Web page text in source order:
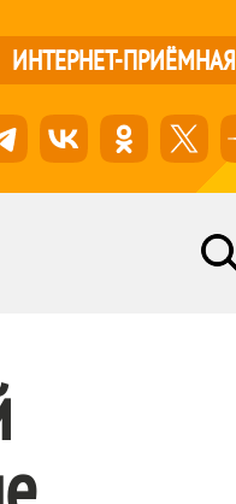
ИНТЕРНЕТ-ПРИЁМНАЯ